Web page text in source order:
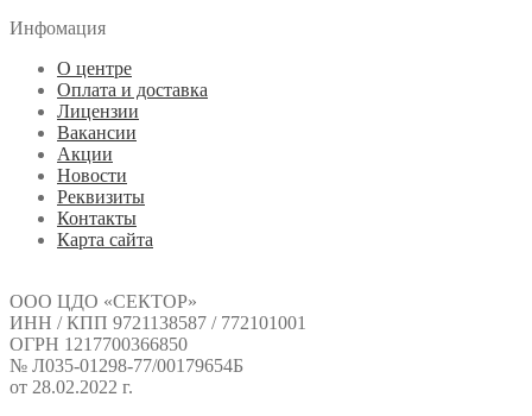
Инфомация
О центре
Оплата и доставка
Лицензии
Вакансии
Акции
Новости
Реквизиты
Контакты
Карта сайта
ООО ЦДО «СЕКТОР»
ИНН / КПП 9721138587 / 772101001
ОГРН 1217700366850
№ Л035-01298-77/00179654Б
от 28.02.2022 г.